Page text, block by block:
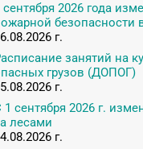
сентября 2026 года
безопасности
г.
занятий на
грузов (ДОПОГ)
г.
1 сентября 2026 г.
лесами
г.